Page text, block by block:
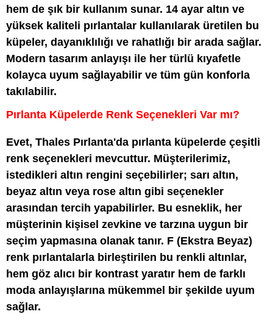
hem de şık bir kullanım sunar. 14 ayar altın ve
yüksek kaliteli pırlantalar kullanılarak üretilen bu
küpeler, dayanıklılığı ve rahatlığı bir arada sağlar.
Modern tasarım anlayışı ile her türlü kıyafetle
kolayca uyum sağlayabilir ve tüm gün konforla
takılabilir.
Pırlanta Küpelerde Renk Seçenekleri Var mı?
Evet, Thales Pırlanta'da pırlanta küpelerde çeşitli
renk seçenekleri mevcuttur. Müşterilerimiz,
istedikleri altın rengini seçebilirler; sarı altın,
beyaz altın veya rose altın gibi seçenekler
arasından tercih yapabilirler. Bu esneklik, her
müşterinin kişisel zevkine ve tarzına uygun bir
seçim yapmasına olanak tanır. F (Ekstra Beyaz)
renk pırlantalarla birleştirilen bu renkli altınlar,
hem göz alıcı bir kontrast yaratır hem de farklı
moda anlayışlarına mükemmel bir şekilde uyum
sağlar.